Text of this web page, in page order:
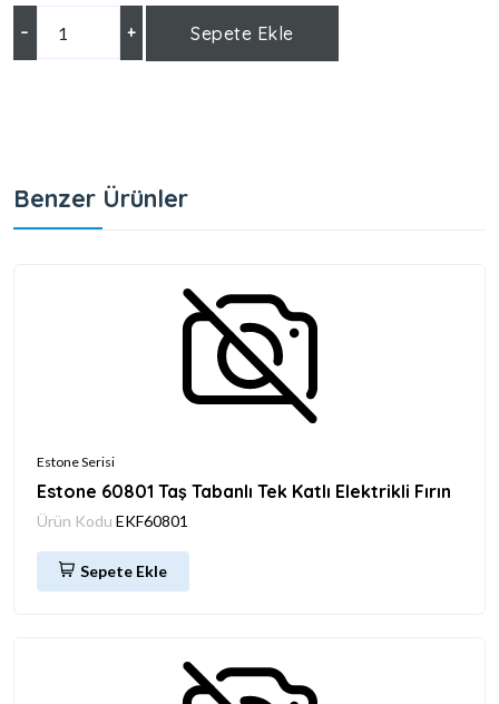
– + Sepete Ekle
Benzer Ürünler
Estone Serisi
Estone 60801 Taş Tabanlı Tek Katlı Elektrikli Fırın
Ürün Kodu EKF60801
Sepete Ekle